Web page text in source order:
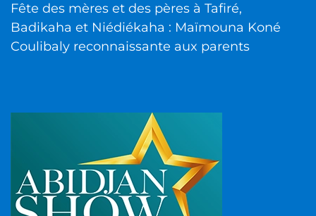
Fête des mères et des pères à Tafiré,
Badikaha et Niédiékaha : Maïmouna Koné
Coulibaly reconnaissante aux parents